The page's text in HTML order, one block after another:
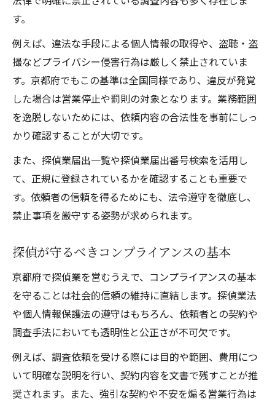
す。
例えば、違法な手段による個人情報の取得や、盗聴・盗
撮などプライバシー侵害行為は厳しく禁止されていま
す。京都府でもこの基準は全国同様であり、違反が発覚
した場合は営業停止や罰則の対象となります。業務範囲
を逸脱しないためには、依頼内容の合法性を事前にしっ
かり確認することが大切です。
また、探偵業届出一覧や探偵業届出番号検索を活用し
て、正規に登録されているかを確認することも重要で
す。依頼者の信頼を得るためにも、法令遵守を徹底し、
禁止事項を厳守する姿勢が求められます。
探偵が守るべきコンプライアンスの基本
京都府で探偵業を営むうえで、コンプライアンスの基本
を守ることは社会的信頼の維持に直結します。探偵業法
や個人情報保護法の遵守はもちろん、依頼者との契約や
調査手法においても透明性と公正さが不可欠です。
例えば、調査依頼を受ける際には目的や範囲、費用につ
いて明確な説明を行い、契約内容を文書で残すことが推
奨されます。また、強引な契約や不安を煽る営業行為は